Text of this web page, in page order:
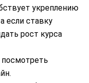
укреплению
если ставку
рост курса